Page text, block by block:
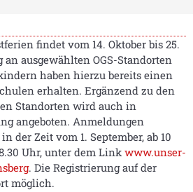
findet vom 14. Oktober bis 25.
an ausgewählten OGS-Standorten
haben hierzu bereits einen
erhalten. Ergänzend zu den
Standorten wird auch in
angeboten. Anmeldungen
der Zeit vom 1. September, ab 10
Uhr, unter dem Linkwww.unser-
. Die Registrierung auf der
möglich.